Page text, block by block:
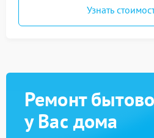
Узнать
Ремонт
у Вас дома